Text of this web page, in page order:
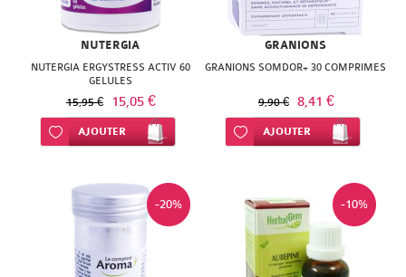
NUTERGIA
NUTERGIA ERGYSTRESS ACTIV 60
GELULES
15,95 € 15,05 €
Ajouter à ma liste d’envie
AJOUTER
GRANIONS
GRANIONS SOMDOR+ 30 COMPRIMES
9,90 € 8,41 €
Ajouter à ma liste d’envie
AJOUTER
-20% -10%